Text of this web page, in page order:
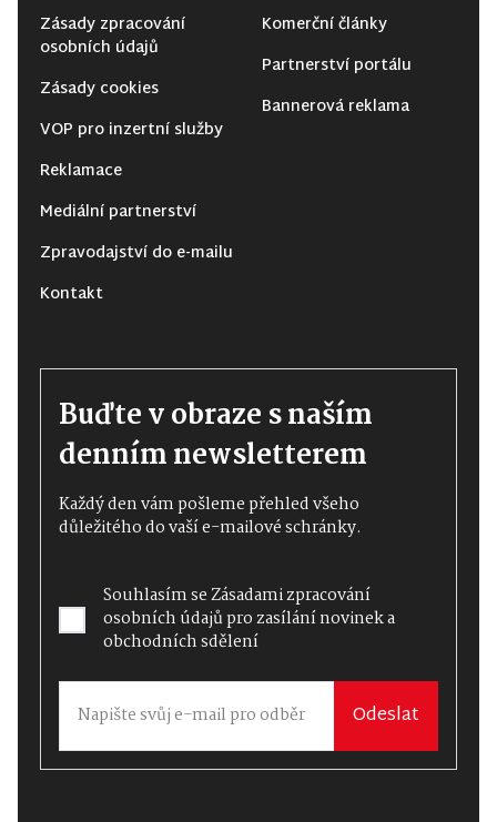
Zásady zpracování
osobních údajů
Zásady cookies
VOP pro inzertní služby
Reklamace
Mediální partnerství
Zpravodajství do e-mailu
Kontakt
Komerční články
Partnerství portálu
Bannerová reklama
Buďte v obraze s naším
denním newsletterem
Každý den vám pošleme přehled všeho
důležitého do vaší e-mailové schránky.
Souhlasím seZásadami zpracování
osobních údajůpro zasílání novinek a
obchodních sdělení
Odeslat